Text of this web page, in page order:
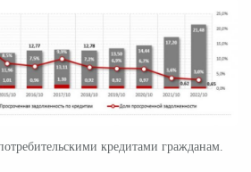
кредитами гражданам.